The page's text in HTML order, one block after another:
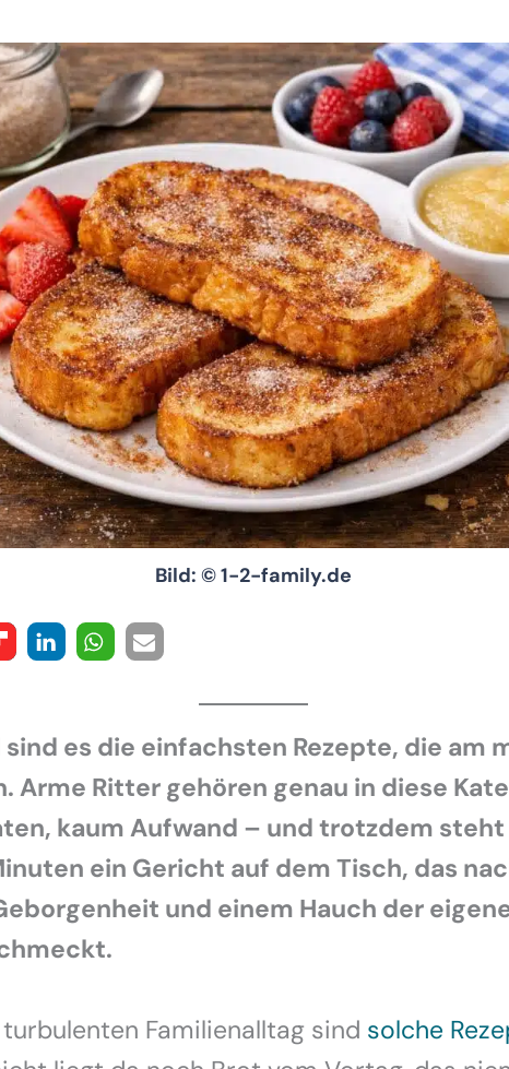
Bild: © 1-2-family.de
es die einfachsten Rezepte, die am
Arme Ritter gehören genau in diese
kaum Aufwand – und trotzdem steht
ein Gericht auf dem Tisch, das
und einem Hauch der
Familienalltag sind solche